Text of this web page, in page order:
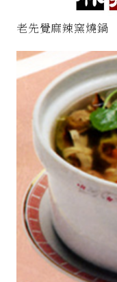
老先覺麻辣窯燒鍋